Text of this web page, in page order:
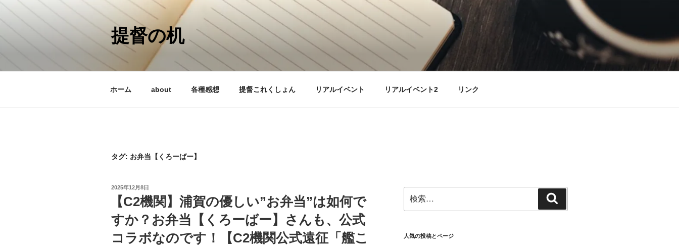
ン
提督の机
ホーム about 各種感想 提督これくしょん リアルイベント リアルイベント2 リンク
タグ: お弁当【くろーばー】
投
2025年12月8日
【C2機関】浦賀の優しい”お弁当”は如何で
すか？お弁当【くろーばー】さんも、公式
コラボなのです！【C2機関公式遠征「艦こ
索:
索
人気の投稿とページ